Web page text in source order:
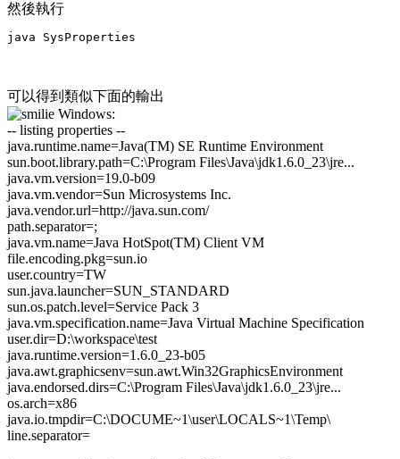
然後執行
java SysProperties
可以得到類似下面的輸出
Windows:
-- listing properties --
java.runtime.name=Java(TM) SE Runtime Environment
sun.boot.library.path=C:\Program Files\Java\jdk1.6.0_23\jre...
java.vm.version=19.0-b09
java.vm.vendor=Sun Microsystems Inc.
java.vendor.url=http://java.sun.com/
path.separator=;
java.vm.name=Java HotSpot(TM) Client VM
file.encoding.pkg=sun.io
user.country=TW
sun.java.launcher=SUN_STANDARD
sun.os.patch.level=Service Pack 3
java.vm.specification.name=Java Virtual Machine Specification
user.dir=D:\workspace\test
java.runtime.version=1.6.0_23-b05
java.awt.graphicsenv=sun.awt.Win32GraphicsEnvironment
java.endorsed.dirs=C:\Program Files\Java\jdk1.6.0_23\jre...
os.arch=x86
java.io.tmpdir=C:\DOCUME~1\user\LOCALS~1\Temp\
line.separator=